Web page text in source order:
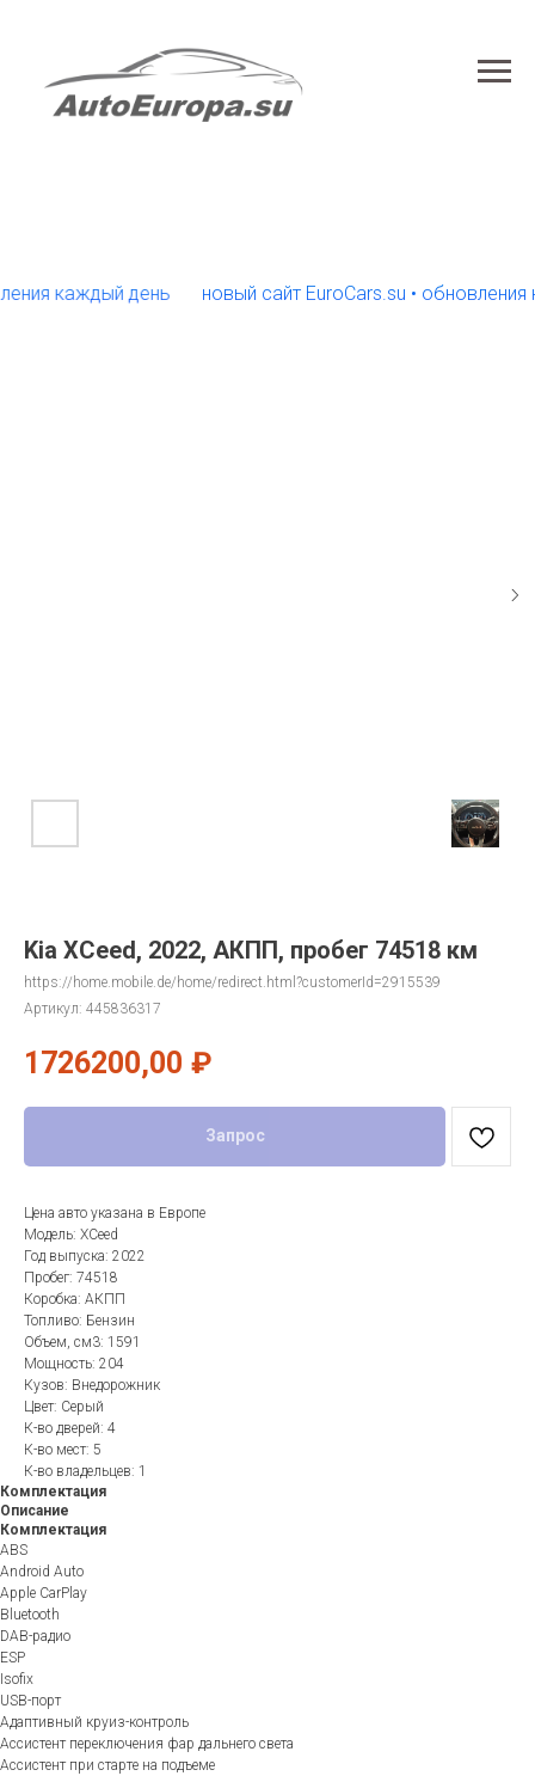
каждый день новый сайт EuroCars.su • обновления
Kia XCeed, 2022, АКПП, пробег 74518 км
https://home.mobile.de/home/redirect.html?customerId=2915539
Артикул: 445836317
1726200,00 ₽
Запрос
Цена авто указана в Европе
Модель: XCeed
Год выпуска: 2022
Пробег: 74518
Коробка: АКПП
Топливо: Бензин
Объем, см3: 1591
Мощность: 204
Кузов: Внедорожник
Цвет: Серый
К-во дверей: 4
К-во мест: 5
К-во владельцев: 1
Комплектация
Описание
Комплектация
ABS
Android Auto
Apple CarPlay
Bluetooth
DAB-радио
ESP
Isofix
USB-порт
Адаптивный круиз-контроль
Ассистент переключения фар дальнего света
Ассистент при старте на подъеме